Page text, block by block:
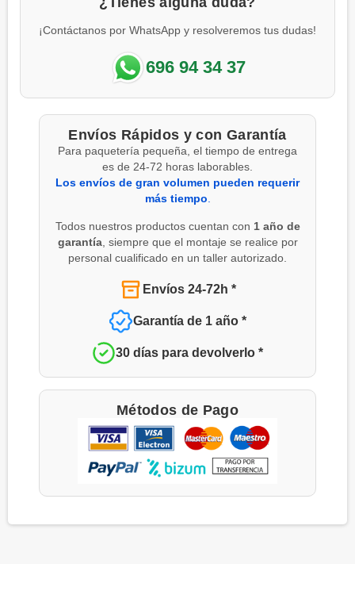
¡Contáctanos por WhatsApp y resolveremos tus dudas!
696 94 34 37
Envíos Rápidos y con Garantía
Para paquetería pequeña, el tiempo de entrega
es de 24-72 horas laborables.
Los envíos de gran volumen pueden requerir
más tiempo
Todos nuestros productos cuentan con 1 año de
garantía, siempre que el montaje se realice por
personal cualificado en un taller autorizado.
Envíos 24-72h *
Garantía de 1 año *
30 días para devolverlo *
Métodos de Pago